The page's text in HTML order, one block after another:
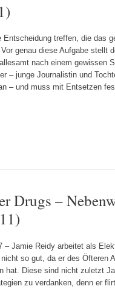
Entscheidung treffen, die das
genau diese Aufgabe stellt
nach einem gewissen
– junge Journalistin und
– und muss mit Entsetzen
Drugs –
– Jamie Reidy arbeitet als
so gut, da er des Öfteren
hat. Diese sind nicht zuletzt
zu verdanken, denn er